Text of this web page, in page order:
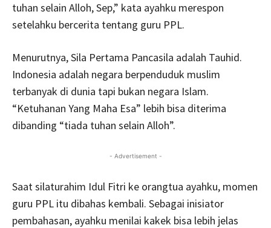
tuhan selain Alloh, Sep,” kata ayahku merespon
setelahku bercerita tentang guru PPL.
Menurutnya, Sila Pertama Pancasila adalah Tauhid.
Indonesia adalah negara berpenduduk muslim
terbanyak di dunia tapi bukan negara Islam.
“Ketuhanan Yang Maha Esa” lebih bisa diterima
dibanding “tiada tuhan selain Alloh”.
- Advertisement -
Saat silaturahim Idul Fitri ke orangtua ayahku, momen
guru PPL itu dibahas kembali. Sebagai inisiator
pembahasan, ayahku menilai kakek bisa lebih jelas